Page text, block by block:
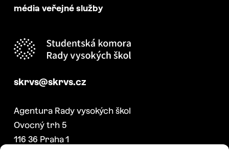
média veřejné služby
skrvs@skrvs.cz
Agentura Rady vysokých škol
Ovocný trh 5
116 36 Praha 1